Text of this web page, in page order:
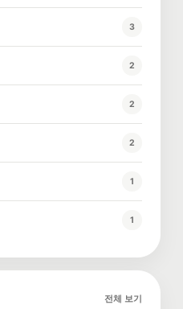
3
2
2
2
1
1
전체 보기